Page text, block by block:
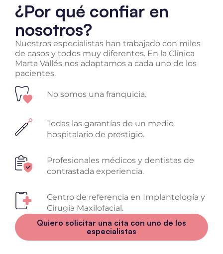
¿Por qué confiar en
nosotros?
Nuestros especialistas han trabajado con miles
de casos y todos muy diferentes. En la Clínica
Marta Vallés nos adaptamos a cada uno de los
pacientes.
No somos una franquicia.
Todas las garantías de un medio
hospitalario de prestigio.
Profesionales médicos y dentistas de
contrastada experiencia.
Centro de referencia en Implantología y
Cirugía Maxilofacial.
Quiero solicitar una cita con uno de los
especialistas